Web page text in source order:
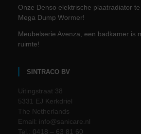
Onze Denso elektrische plaatradiator
Mega Dump Wormer!
Meubelserie Avenza, een badkamer is
ruimte!
SINTRACO BV
Uitingstraat 38
5331 EJ Kerkdriel
The Netherlands
Email: info@sanicare.nl
Tel.: 0418 – 63 81 60